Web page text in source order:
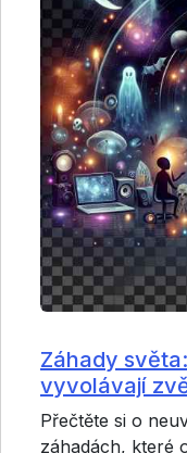
Záhady
vyvolávají
Přečtěte si o
záhadách, které